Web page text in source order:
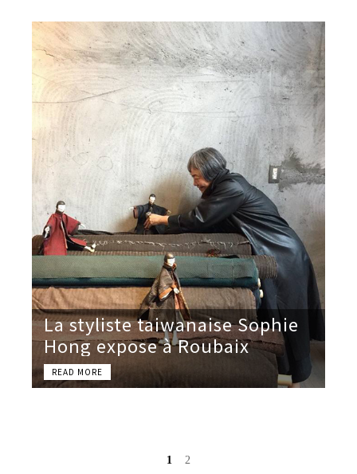
La styliste taiwanaise Sophie
Hong expose à Roubaix
1 2